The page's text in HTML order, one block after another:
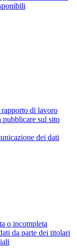
di lavoro
pubblicare sul sito
dei dati
o incompleta
da parte dei titolari